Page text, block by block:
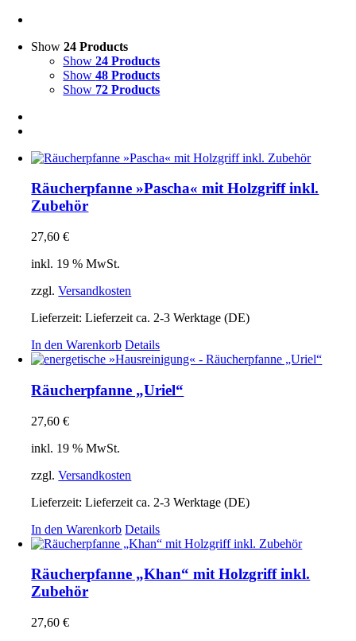
Show24 Products
Show24 Products
Show48 Products
Show 72 Products
Räucherpfanne »Pascha« mit Holzgriff inkl.
Zubehör
27,60€
inkl. 19 % MwSt.
zzgl.Versandkosten
Lieferzeit:Lieferzeit ca. 2-3 Werktage (DE)
In den Warenkorb Details
Räucherpfanne „Uriel“
27,60€
inkl. 19 % MwSt.
zzgl.Versandkosten
Lieferzeit:Lieferzeit ca. 2-3 Werktage (DE)
In den Warenkorb Details
Räucherpfanne „Khan“ mit Holzgriff inkl.
Zubehör
27,60€